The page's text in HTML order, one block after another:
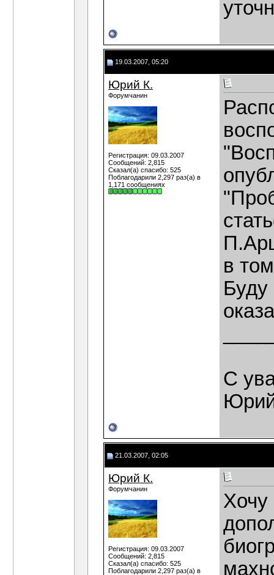
19.03.2007, 05:20
Юрий К.
Форумчанин
Регистрация: 09.03.2007
Сообщений: 2,815
Сказал(а) спасибо: 525
Поблагодарили 2,297 раз(а) в
1,171 сообщениях
в
Буду
С
21.03.2007, 02:05
Юрий К.
Форумчанин
Регистрация: 09.03.2007
Сообщений: 2,815
Сказал(а) спасибо: 525
Поблагодарили 2,297 раз(а) в
Хочу